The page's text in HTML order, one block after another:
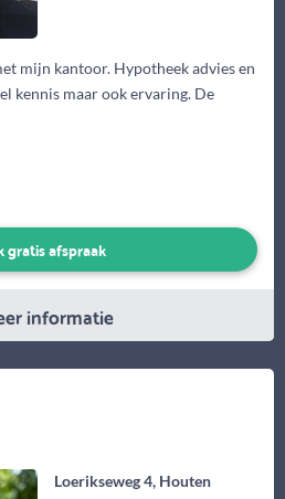
mijn kantoor. Hypotheek advies en
kennis maar ook ervaring. De
gratis afspraak
informatie
Loerikseweg 4, Houten